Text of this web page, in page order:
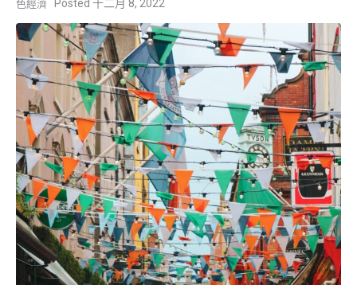
色經濟
十二月 8, 2022